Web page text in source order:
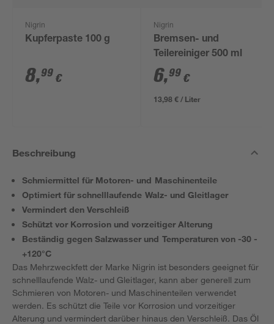
Nigrin
Kupferpaste 100 g
8,99 €
Nigrin
Bremsen- und
Teilereiniger 500 ml
6,99 €
13,98 € / Liter
Beschreibung
Schmiermittel für Motoren- und Maschinenteile
Optimiert für schnelllaufende Walz- und Gleitlager
Vermindert den Verschleiß
Schützt vor Korrosion und vorzeitiger Alterung
Beständig gegen Salzwasser und Temperaturen von -30 -
+120°C
Das Mehrzweckfett der Marke Nigrin ist besonders geeignet für
schnelllaufende Walz- und Gleitlager, kann aber generell zum
Schmieren von Motoren- und Maschinenteilen verwendet
werden. Es schützt die Teile vor Korrosion und vorzeitiger
Alterung und vermindert darüber hinaus den Verschleiß. Das Öl